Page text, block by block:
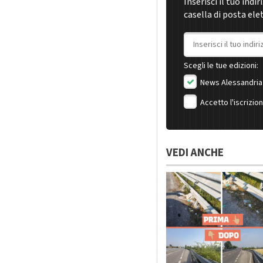
casella di posta
Indirizzo email
Scegli le tue edizioni:
News Alessandria
Accetto
VEDI ANCHE